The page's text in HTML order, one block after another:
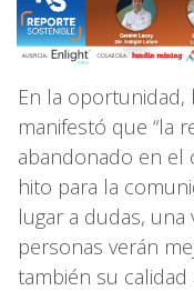
En la oportunidad,
manifestó que “la
abandonado en el
hito para la
lugar a dudas,
personas verán
también su